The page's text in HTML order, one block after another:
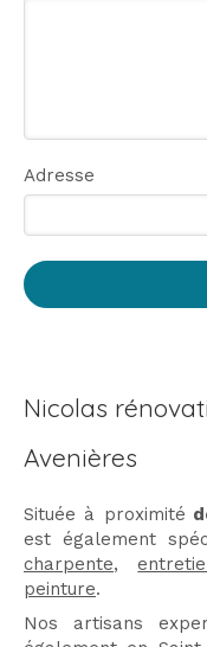
Adresse
Nicolas
Avenières
Située à proximité
est également
charpente,
peinture.
Nos artisans